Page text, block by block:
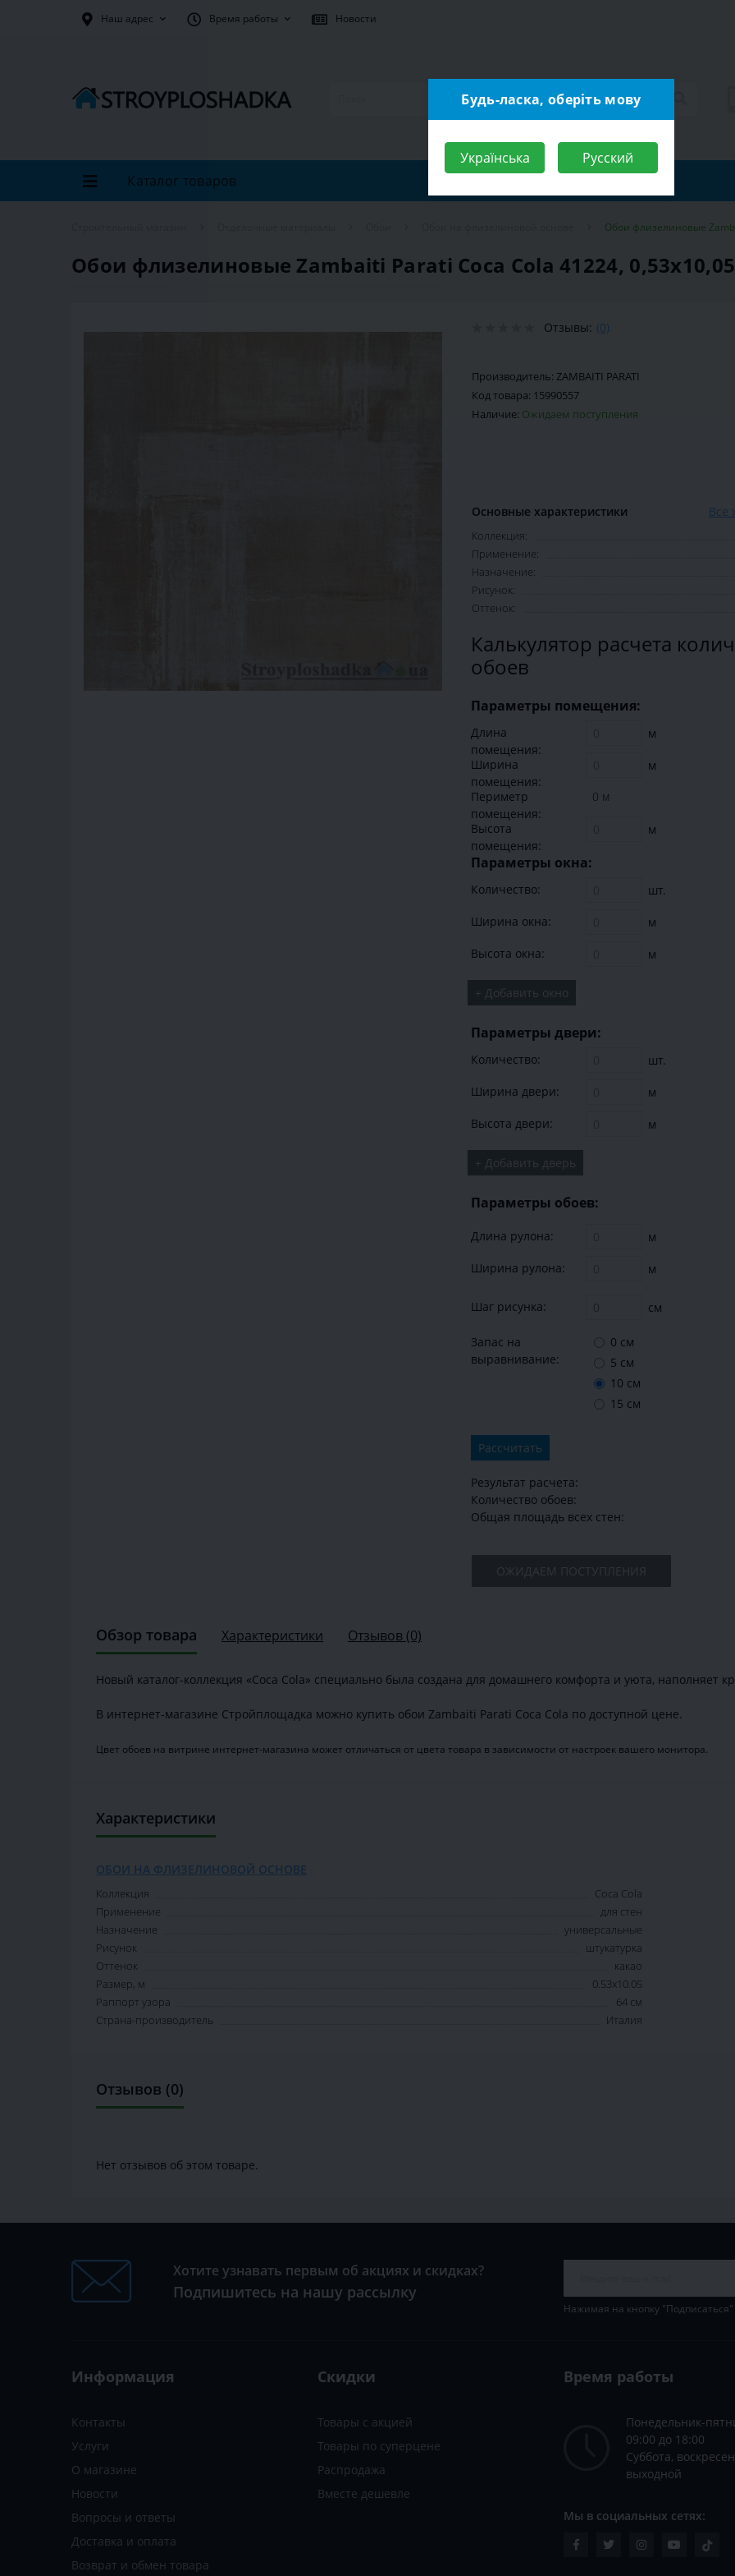
Наш адрес Время работы Новости
Каталог товаров
Обои флизелиновые
Обои флизелиновые Zambaiti Parati Coca Cola 41224,
Отзывы: (0)
Производитель: ZAMBAITI PARATI
Код товара: 15990557
Наличие: Ожидаем поступления
Основные характеристики Все
Коллекция:
Применение:
Назначение:
Рисунок:
Оттенок:
Калькулятор расчета
обоев
Параметры помещения:
Длина
помещения:
м
Ширина
помещения:
м
Периметр
помещения:
0 м
Высота
помещения:
м
Параметры окна:
Количество:
шт.
Ширина окна:
м
Высота окна:
м
+ Добавить окно
Параметры двери:
Количество:
шт.
Ширина двери:
м
Высота двери:
м
+ Добавить дверь
Параметры обоев:
Длина рулона:
м
Ширина рулона:
м
Шаг рисунка: см
Запас на
выравнивание:
0 см
5 см
10 см
15 см
Рассчитать
Результат расчета:
Количество обоев:
Общая площадь всех стен:
ОЖИДАЕМ ПОСТУПЛЕНИЯ
Обзор товара Характеристики Отзывов (0)
Новый каталог-коллекция «Coca Cola» специально была создана для домашнего комфорта и уюта, наполняет
В интернет-магазине Стройплощадка можно купить обои Zambaiti Parati Coca Cola по доступной цене.
Цвет обоев на витрине интернет-магазина может отличаться от цвета товара в зависимости от настроек вашего монитора.
Характеристики
ОБОИ НА ФЛИЗЕЛИНОВОЙ ОСНОВЕ
Коллекция
Coca Cola
Применение
для стен
Назначение
универсальные
Рисунок
штукатурка
Оттенок
какао
Размер, м
0.53x10.05
Раппорт узора
64 см
Страна-производитель
Италия
Отзывов (0)
Нет отзывов об этом товаре.
Хотите узнавать первым об акциях и скидках?
Подпишитесь на нашу рассылку
Нажимая на кнопку
Информация
Контакты
Услуги
О магазине
Новости
Вопросы и ответы
Доставка и оплата
Возврат и обмен товара
Скидки
Товары с акцией
Товары по суперцене
Распродажа
Вместе дешевле
Время работы
Понедельник-
09:00 до 18:00
Суббота,
выходной
Мы в социальных сетях:
Будь-ласка, оберіть мову
Українська Русский